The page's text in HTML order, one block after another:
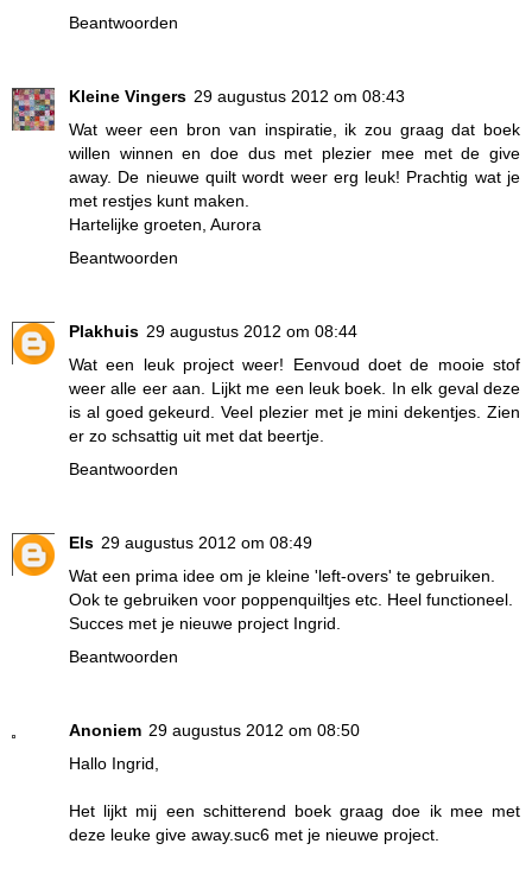
Beantwoorden
Kleine Vingers 29 augustus 2012 om 08:43
Wat weer een bron van inspiratie, ik zou graag dat boek
willen winnen en doe dus met plezier mee met de give
away. De nieuwe quilt wordt weer erg leuk! Prachtig wat je
met restjes kunt maken.
Hartelijke groeten, Aurora
Beantwoorden
Plakhuis 29 augustus 2012 om 08:44
Wat een leuk project weer! Eenvoud doet de mooie stof
weer alle eer aan. Lijkt me een leuk boek. In elk geval deze
is al goed gekeurd. Veel plezier met je mini dekentjes. Zien
er zo schsattig uit met dat beertje.
Beantwoorden
Els 29 augustus 2012 om 08:49
Wat een prima idee om je kleine 'left-overs' te gebruiken.
Ook te gebruiken voor poppenquiltjes etc. Heel functioneel.
Succes met je nieuwe project Ingrid.
Beantwoorden
Anoniem 29 augustus 2012 om 08:50
Hallo Ingrid,
Het lijkt mij een schitterend boek graag doe ik mee met
deze leuke give away.suc6 met je nieuwe project.